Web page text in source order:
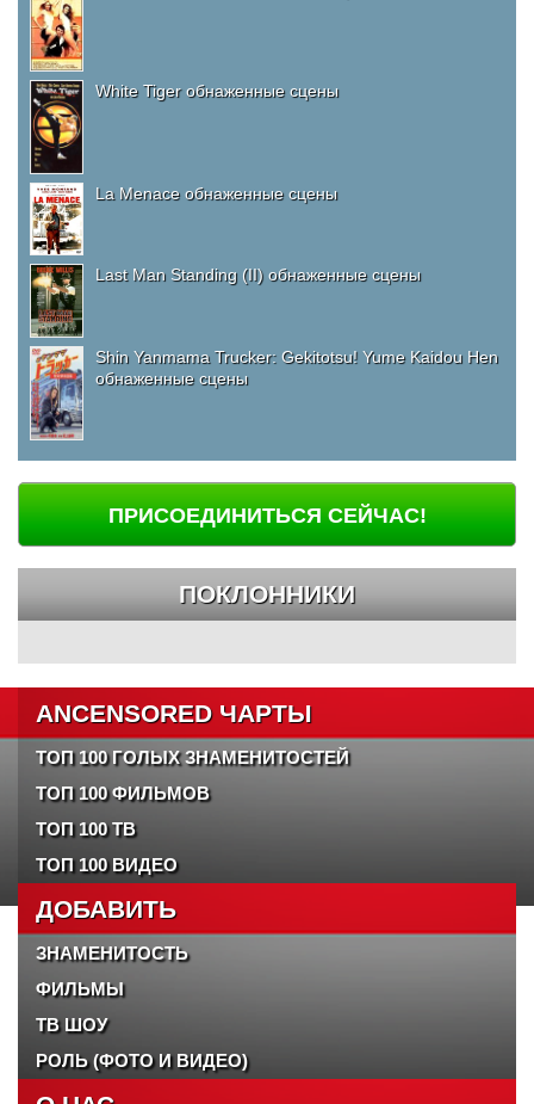
White Tiger обнаженные сцены
La Menace обнаженные сцены
Last Man Standing (II) обнаженные сцены
Shin Yanmama Trucker: Gekitotsu! Yume Kaidou Hen
обнаженные сцены
ПРИСОЕДИНИТЬСЯ СЕЙЧАС!
ПОКЛОННИКИ
ANCENSORED ЧАРТЫ
ТОП 100 ГОЛЫХ ЗНАМЕНИТОСТЕЙ
ТОП 100 ФИЛЬМОВ
ТОП 100 ТВ
ТОП 100 ВИДЕО
ДОБАВИТЬ
ЗНАМЕНИТОСТЬ
ФИЛЬМЫ
ТВ ШОУ
РОЛЬ (ФОТО И ВИДЕО)